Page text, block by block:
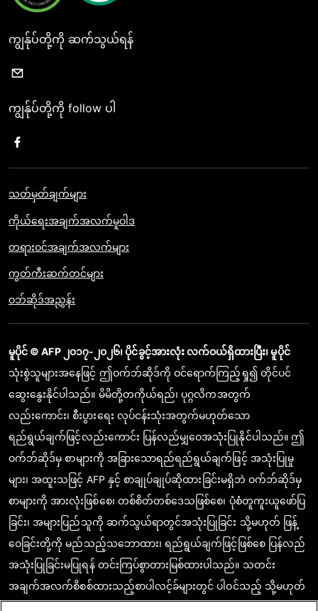
ကျွန်ုပ်တို့ကို ဆက်သွယ်ရန်
ကျွန်ုပ်တို့ကို follow ပါ
သတ်မှတ်ချက်များ
ကိုယ်ရေးအချက်အလက်မူဝါဒ
တရားဝင်အချက်အလက်များ
ကွတ်ကီးဆက်တင်များ
ဝဘ်ဆိုဒ်အညွှန်း
မူပိုင် © AFP ၂၀၁၇-၂၀၂၆၊ ပိုင်ခွင့်အားလုံး လက်ဝယ်ရှိထားပြီး၊ မူပိုင်
သုံးစွဲသူများအနေဖြင့် ဤဝက်ဘ်ဆိုဒ်ကို ဝင်ရောက်ကြည့်ရှု၍ တိုင်ပင်
ဆွေးနွေးနိုင်ပါသည်။ မိမိတို့တကိုယ်ရည်၊ ပုဂ္ဂလိကအတွက်
လည်းကောင်း၊ စီးပွားရေး လုပ်ငန်းသုံးအတွက်မဟုတ်သော
ရည်ရွယ်ချက်ဖြင့်လည်းကောင်း ပြန်လည်မျှဝေအသုံးပြုနိုင်ပါသည်။ ဤ
ဝက်ဘ်ဆိုဒ်မှ စာများကို အခြားသောရည်ရည်ရွယ်ချက်ဖြင့် အသုံးပြုမှု
များ၊ အထူးသဖြင့် AFP နှင့် စာချုပ်ချုပ်ဆိုထားခြင်းမရှိဘဲ ဝက်ဘ်ဆိုဒ်မှ
စာများကို အားလုံးဖြစ်စေ၊ တစ်စိတ်တစ်ဒေသဖြစ်စေ၊ ပုံစံတူကူးယူဖော်ပြ
ခြင်း၊ အများပြည်သူကို ဆက်သွယ်ရာတွင်အသုံးပြုခြင်း သို့မဟုတ် ဖြန့်
ဝေခြင်းတို့ကို မည်သည့်သဘောထား၊ ရည်ရွယ်ချက်ဖြင့်ဖြစ်စေ ပြန်လည်
အသုံးပြုခြင်းမပြုရန် တင်းကြပ်စွာတားမြစ်ထားပါသည်။ သတင်း
အချက်အလက်စိစစ်ထားသည့်စာပါလင့်ခ်များတွင် ပါဝင်သည့် သို့မဟုတ်